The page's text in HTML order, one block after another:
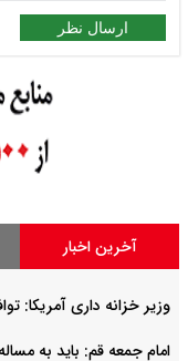
ارسال نظر
آخرین اخبار
وزیر خزانه داری آمریکا:
امام جمعه قم: باید به